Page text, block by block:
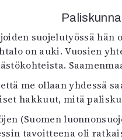
suojelutyössä
on auki. Vuosien
me ollaan yhdessä
hakkuut, mitä
(Suomen
tavoitteena oli